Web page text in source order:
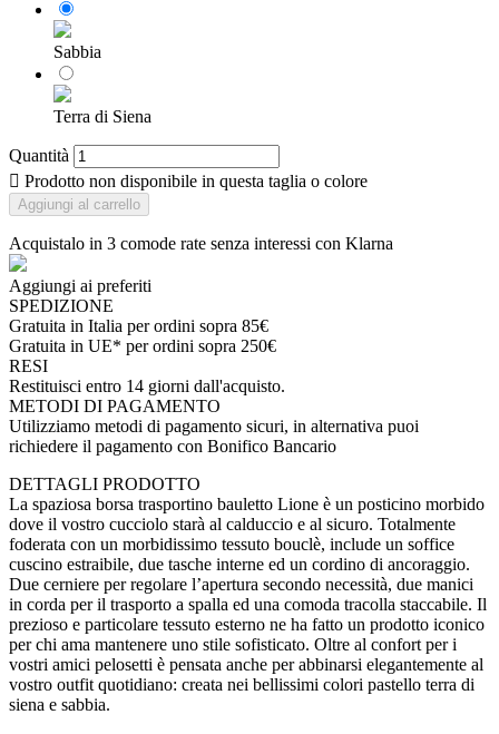
Sabbia
Terra di Siena
Quantità
 Prodotto non disponibile in questa taglia o colore
Aggiungi al carrello
Acquistalo in 3 comode rate senza interessi con Klarna
Aggiungi ai preferiti
SPEDIZIONE
Gratuita in Italia per ordini sopra 85€
Gratuita in UE* per ordini sopra 250€
RESI
Restituisci entro 14 giorni dall'acquisto.
METODI DI PAGAMENTO
Utilizziamo metodi di pagamento sicuri, in alternativa puoi
richiedere il pagamento con Bonifico Bancario
DETTAGLI PRODOTTO
La spaziosa borsa trasportino bauletto Lione è un posticino morbido
dove il vostro cucciolo starà al calduccio e al sicuro. Totalmente
foderata con un morbidissimo tessuto bouclè, include un soffice
cuscino estraibile, due tasche interne ed un cordino di ancoraggio.
Due cerniere per regolare l’apertura secondo necessità, due manici
in corda per il trasporto a spalla ed una comoda tracolla staccabile. Il
prezioso e particolare tessuto esterno ne ha fatto un prodotto iconico
per chi ama mantenere uno stile sofisticato. Oltre al confort per i
vostri amici pelosetti è pensata anche per abbinarsi elegantemente al
vostro outfit quotidiano: creata nei bellissimi colori pastello terra di
siena e sabbia.